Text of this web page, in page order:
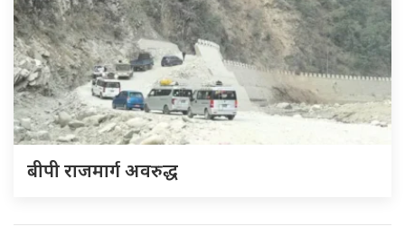
बीपी राजमार्ग अवरुद्ध